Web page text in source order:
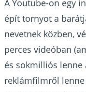
A Youtube-on egy
épít tornyot a
nevetnek közben,
perces videóban
és sokmilliós lenne
reklámfilmről lenne